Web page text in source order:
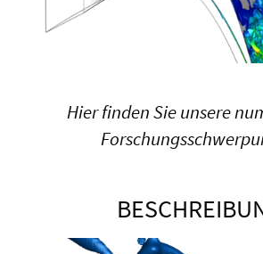
Hier finden Sie unsere